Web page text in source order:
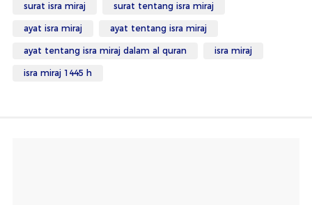
surat isra miraj surat tentang isra miraj
ayat isra miraj ayat tentang isra miraj
ayat tentang isra miraj dalam al quran isra miraj
isra miraj 1445 h